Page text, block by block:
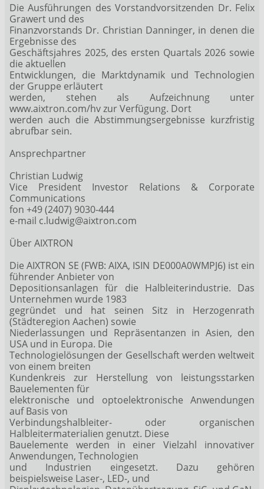
Die Ausführungen des Vorstandvorsitzenden Dr. Felix
Grawert und des
Finanzvorstands Dr. Christian Danninger, in denen die
Ergebnisse des
Geschäftsjahres 2025, des ersten Quartals 2026 sowie
die aktuellen
Entwicklungen, die Marktdynamik und Technologien
der Gruppe erläutert
werden, stehen als Aufzeichnung unter
www.aixtron.com/hv zur Verfügung. Dort
werden auch die Abstimmungsergebnisse kurzfristig
abrufbar sein.
Ansprechpartner
Christian Ludwig
Vice President Investor Relations & Corporate
Communications
fon +49 (2407) 9030-444
e-mail c.ludwig@aixtron.com
Über AIXTRON
Die AIXTRON SE (FWB: AIXA, ISIN DE000A0WMPJ6) ist ein
führender Anbieter von
Depositionsanlagen für die Halbleiterindustrie. Das
Unternehmen wurde 1983
gegründet und hat seinen Sitz in Herzogenrath
(Städteregion Aachen) sowie
Niederlassungen und Repräsentanzen in Asien, den
USA und in Europa. Die
Technologielösungen der Gesellschaft werden weltweit
von einem breiten
Kundenkreis zur Herstellung von leistungsstarken
Bauelementen für
elektronische und optoelektronische Anwendungen
auf Basis von
Verbindungshalbleiter- oder organischen
Halbleitermaterialien genutzt. Diese
Bauelemente werden in einer Vielzahl innovativer
Anwendungen, Technologien
und Industrien eingesetzt. Dazu gehören
beispielsweise Laser-, LED-, und